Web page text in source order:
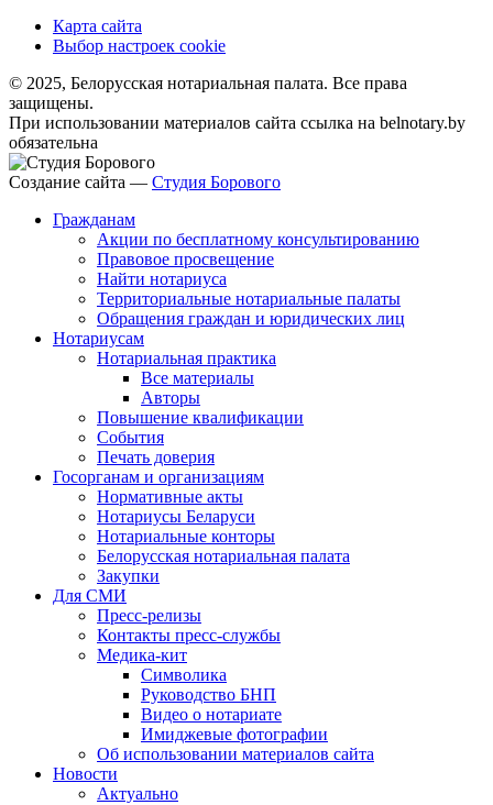
Карта сайта
Выбор настроек cookie
© 2025, Белорусская нотариальная палата. Все права
защищены.
При использовании материалов сайта ссылка на belnotary.by
обязательна
Создание сайта — Студия Борового
Гражданам
Акции по бесплатному консультированию
Правовое просвещение
Найти нотариуса
Территориальные нотариальные палаты
Обращения граждан и юридических лиц
Нотариусам
Нотариальная практика
Все материалы
Авторы
Повышение квалификации
События
Печать доверия
Госорганам и организациям
Нормативные акты
Нотариусы Беларуси
Нотариальные конторы
Белорусская нотариальная палата
Закупки
Для СМИ
Пресс-релизы
Контакты пресс-службы
Медика-кит
Символика
Руководство БНП
Видео о нотариате
Имиджевые фотографии
Об использовании материалов сайта
Новости
Актуально